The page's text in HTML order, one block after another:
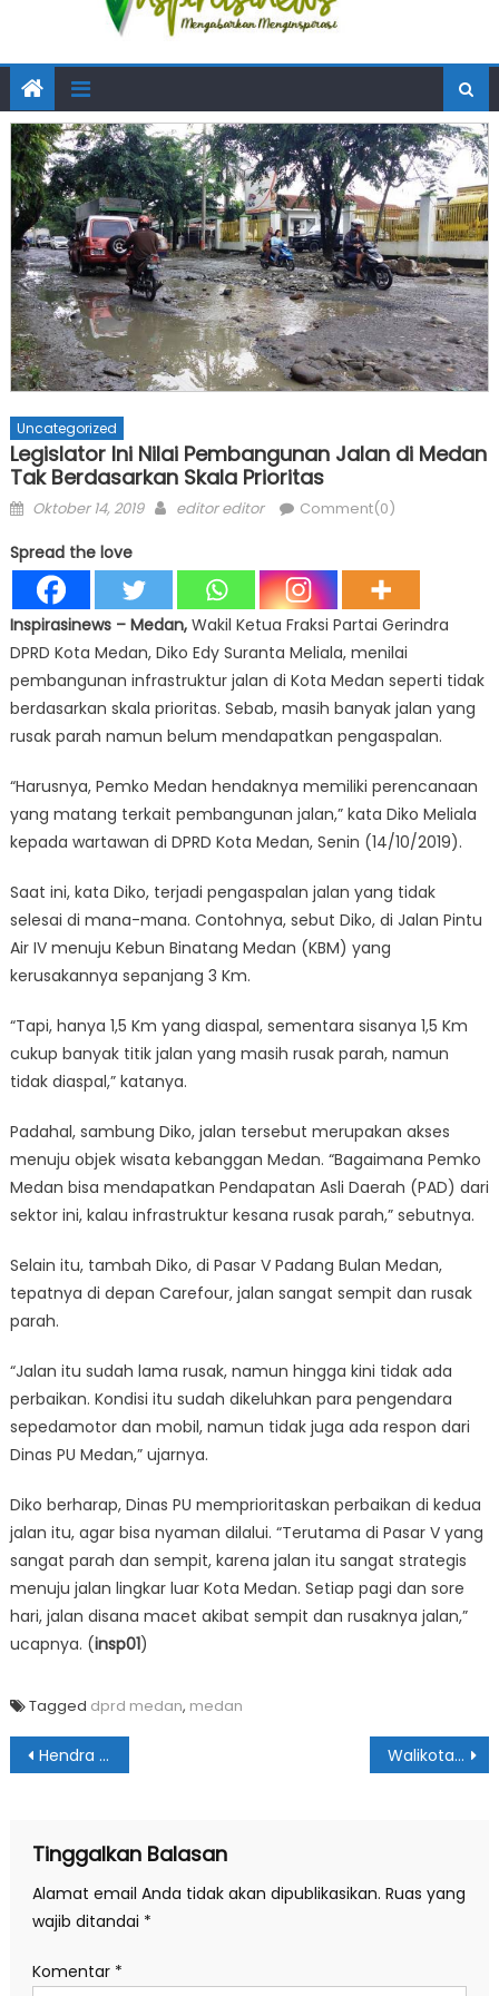
Uncategorized
Legislator Ini Nilai Pembangunan Jalan di Medan
Tak Berdasarkan Skala Prioritas
Posted
Oktober 14, 2019 Author
editor editor Comment(0)
Spread the love
Inspirasinews– Medan,Wakil Ketua Fraksi Partai Gerindra
DPRD Kota Medan, Diko Edy Suranta Meliala, menilai
pembangunan infrastruktur jalan di Kota Medan seperti tidak
berdasarkan skala prioritas. Sebab, masih banyak jalan yang
rusak parah namun belum mendapatkan pengaspalan.
“Harusnya, Pemko Medan hendaknya memiliki perencanaan
yang matang terkait pembangunan jalan,” kata Diko Meliala
kepada wartawan di DPRD Kota Medan, Senin (14/10/2019).
Saat ini, kata Diko, terjadi pengaspalan jalan yang tidak
selesai di mana-mana. Contohnya, sebut Diko, di Jalan Pintu
Air IV menuju Kebun Binatang Medan (KBM) yang
kerusakannya sepanjang 3 Km.
“Tapi, hanya 1,5 Km yang diaspal, sementara sisanya 1,5 Km
cukup banyak titik jalan yang masih rusak parah, namun
tidak diaspal,” katanya.
Padahal, sambung Diko, jalan tersebut merupakan akses
menuju objek wisata kebanggan Medan. “Bagaimana Pemko
Medan bisa mendapatkan Pendapatan Asli Daerah (PAD) dari
sektor ini, kalau infrastruktur kesana rusak parah,” sebutnya.
Selain itu, tambah Diko, di Pasar V Padang Bulan Medan,
tepatnya di depan Carefour, jalan sangat sempit dan rusak
parah.
“Jalan itu sudah lama rusak, namun hingga kini tidak ada
perbaikan. Kondisi itu sudah dikeluhkan para pengendara
sepedamotor dan mobil, namun tidak juga ada respon dari
Dinas PU Medan,” ujarnya.
Diko berharap, Dinas PU memprioritaskan perbaikan di kedua
jalan itu, agar bisa nyaman dilalui. “Terutama di Pasar V yang
sangat parah dan sempit, karena jalan itu sangat strategis
menuju jalan lingkar luar Kota Medan. Setiap pagi dan sore
hari, jalan disana macet akibat sempit dan rusaknya jalan,”
ucapnya. (insp01)
Tagged dprd medan, medan
Navigasi
Hendra DS: Perbaikan Jalan di Kota Medan Tak Signifikan Walikota Medan Terjaring OTT KPK
Tinggalkan Balasan
Alamat email Anda tidak akan dipublikasikan. Ruas yang
wajib ditandai *
Komentar *